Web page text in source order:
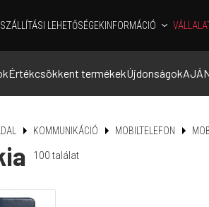
SZÁLLÍTÁSI LEHETŐSÉGEKINFORMÁCIÓ
Értékcsökkent termékekÚjdonságok
KOMMUNIKÁCIÓ MOBILTELEFON
100 találat